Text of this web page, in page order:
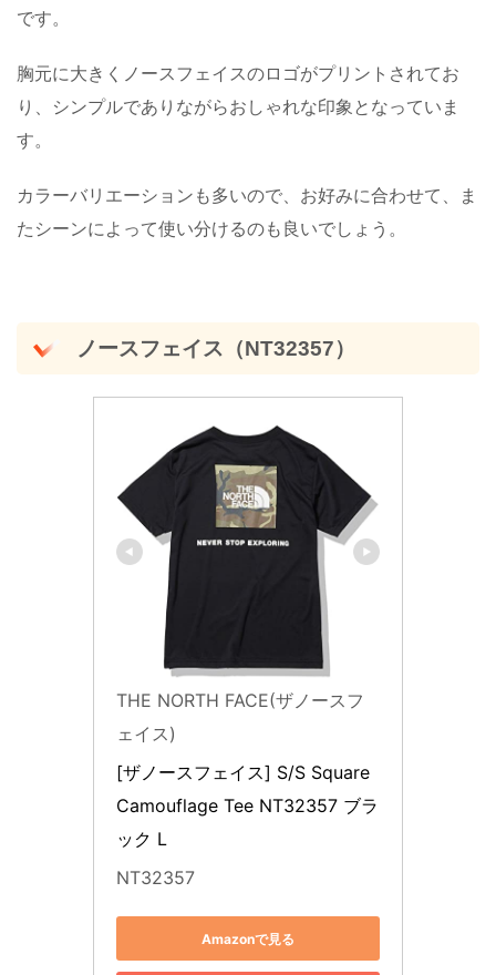
です。
胸元に大きくノースフェイスのロゴがプリントされてお
り、シンプルでありながらおしゃれな印象となっていま
す。
カラーバリエーションも多いので、お好みに合わせて、ま
たシーンによって使い分けるのも良いでしょう。
ノースフェイス（NT32357）
THE NORTH FACE(ザノースフ
ェイス)
[ザノースフェイス] S/S Square
Camouflage Tee NT32357 ブラ
ック L
NT32357
Amazonで見る